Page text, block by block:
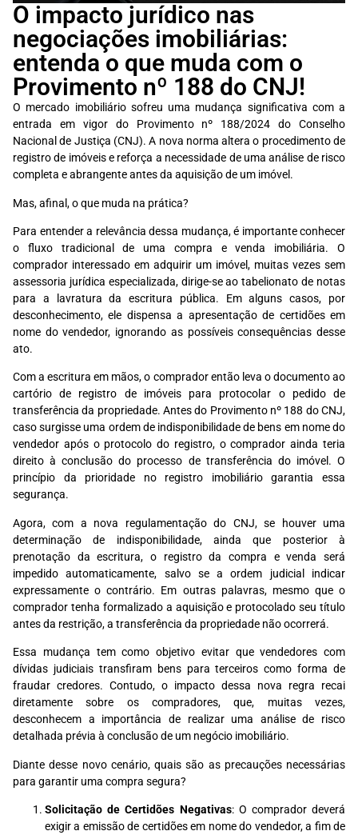
O impacto jurídico nas
negociações imobiliárias:
entenda o que muda com o
Provimento nº 188 do CNJ!
O mercado imobiliário sofreu uma mudança significativa com a
entrada em vigor do Provimento nº 188/2024 do Conselho
Nacional de Justiça (CNJ). A nova norma altera o procedimento de
registro de imóveis e reforça a necessidade de uma análise de risco
completa e abrangente antes da aquisição de um imóvel.
Mas, afinal, o que muda na prática?
Para entender a relevância dessa mudança, é importante conhecer
o fluxo tradicional de uma compra e venda imobiliária. O
comprador interessado em adquirir um imóvel, muitas vezes sem
assessoria jurídica especializada, dirige-se ao tabelionato de notas
para a lavratura da escritura pública. Em alguns casos, por
desconhecimento, ele dispensa a apresentação de certidões em
nome do vendedor, ignorando as possíveis consequências desse
ato.
Com a escritura em mãos, o comprador então leva o documento ao
cartório de registro de imóveis para protocolar o pedido de
transferência da propriedade. Antes do Provimento nº 188 do CNJ,
caso surgisse uma ordem de indisponibilidade de bens em nome do
vendedor após o protocolo do registro, o comprador ainda teria
direito à conclusão do processo de transferência do imóvel. O
princípio da prioridade no registro imobiliário garantia essa
segurança.
Agora, com a nova regulamentação do CNJ, se houver uma
determinação de indisponibilidade, ainda que posterior à
prenotação da escritura, o registro da compra e venda será
impedido automaticamente, salvo se a ordem judicial indicar
expressamente o contrário. Em outras palavras, mesmo que o
comprador tenha formalizado a aquisição e protocolado seu título
antes da restrição, a transferência da propriedade não ocorrerá.
Essa mudança tem como objetivo evitar que vendedores com
dívidas judiciais transfiram bens para terceiros como forma de
fraudar credores. Contudo, o impacto dessa nova regra recai
diretamente sobre os compradores, que, muitas vezes,
desconhecem a importância de realizar uma análise de risco
detalhada prévia à conclusão de um negócio imobiliário.
Diante desse novo cenário, quais são as precauções necessárias
para garantir uma compra segura?
Solicitação de Certidões Negativas: O comprador deverá
exigir a emissão de certidões em nome do vendedor, a fim de